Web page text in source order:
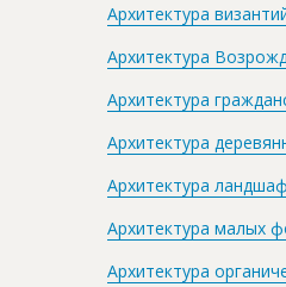
Архитектура
Архитектура
Архитектура
Архитектура
Архитектура
Архитектура малых
Архитектура